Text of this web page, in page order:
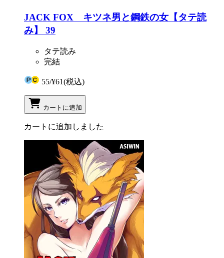
JACK FOX キツネ男と鋼鉄の女【タテ読
み】 39
タテ読み
完結
55/¥61(税込)
カートに追加
カートに追加しました